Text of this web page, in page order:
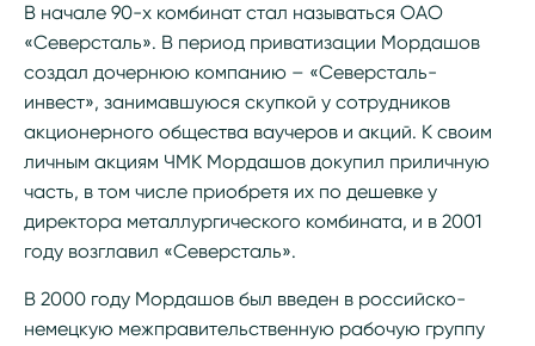
В начале 90-х комбинат стал называться ОАО
«Северсталь». В период приватизации Мордашов
создал дочернюю компанию – «Северсталь-
инвест», занимавшуюся скупкой у сотрудников
акционерного общества ваучеров и акций. К своим
личным акциям ЧМК Мордашов докупил приличную
часть, в том числе приобретя их по дешевке у
директора металлургического комбината, и в 2001
году возглавил «Северсталь».
В 2000 году Мордашов был введен в российско-
немецкую межправительственную рабочую группу